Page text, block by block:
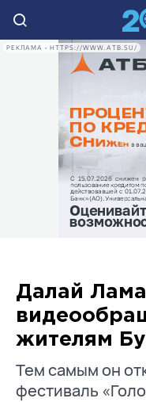
РЕКЛАМА • HTTPS://WWW.ATB.SU/
Далай
жителям
Тем самым он
фестиваль